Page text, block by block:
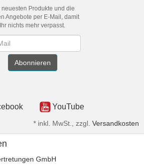
neuesten Produkte und die
Angebote per E-Mail, damit
Ihr nichts mehr verpasst.
Abonnieren
YouTube
* inkl. MwSt., zzgl. Versandkosten